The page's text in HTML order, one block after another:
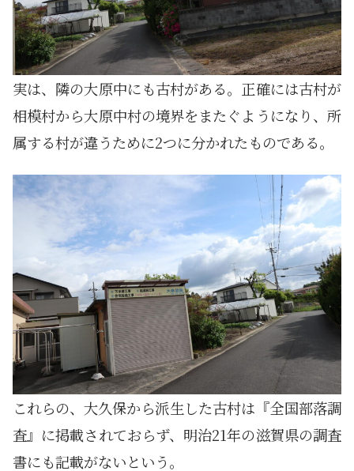
実は、隣の大原中にも古村がある。正確には古村が
相模村から大原中村の境界をまたぐようになり、所
属する村が違うために2つに分かれたものである。
これらの、大久保から派生した古村は『全国部落調
査』に掲載されておらず、明治21年の滋賀県の調査
書にも記載がないという。